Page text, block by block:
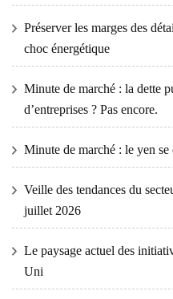
Préserver les marges des
choc énergétique
Minute de marché : la dette
d’entreprises ? Pas encore.
Minute de marché : le yen
Veille des tendances du
juillet 2026
Le paysage actuel des
Uni